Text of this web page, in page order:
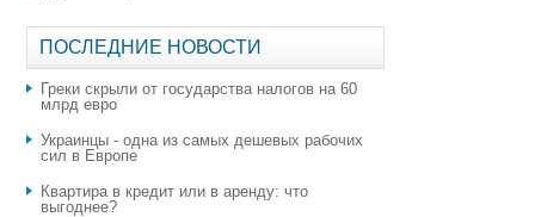
ПОСЛЕДНИЕ НОВОСТИ
Греки скрыли от государства налогов на 60
млрд евро
Украинцы - одна из самых дешевых рабочих
сил в Европе
Квартира в кредит или в аренду: что
выгоднее?